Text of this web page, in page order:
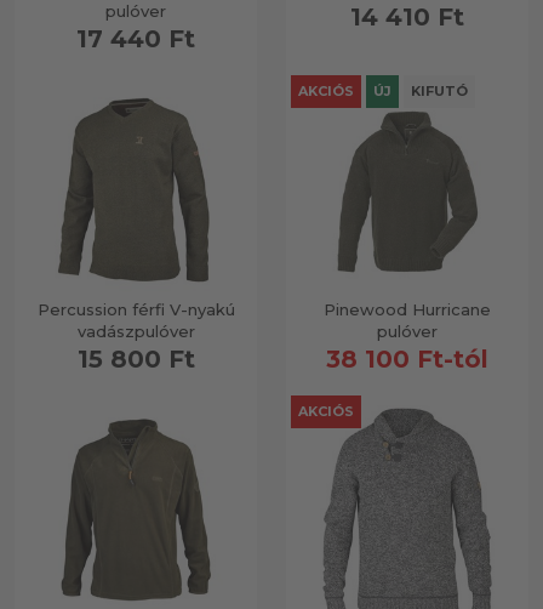
pulóver
17 440 Ft
14 410 Ft
Percussion férfi V-nyakú
vadászpulóver
15 800 Ft
Pinewood Hurricane
pulóver
AKCIÓS ÚJ KIFUTÓ
38 100 Ft-tól
AKCIÓS